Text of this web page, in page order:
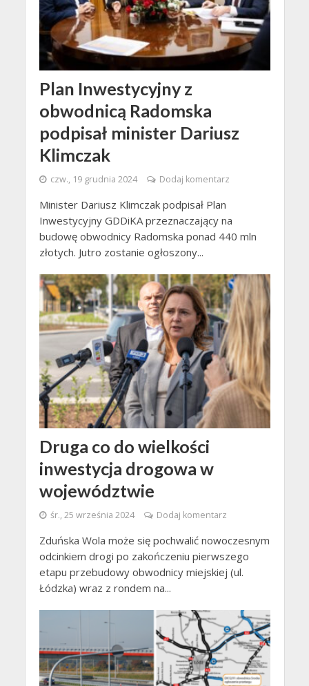
Plan Inwestycyjny z
obwodnicą Radomska
podpisał minister Dariusz
Klimczak
czw., 19 grudnia 2024 Dodaj komentarz
Minister Dariusz Klimczak podpisał Plan
Inwestycyjny GDDiKA przeznaczający na
budowę obwodnicy Radomska ponad 440 mln
złotych. Jutro zostanie ogłoszony...
Druga co do wielkości
inwestycja drogowa w
województwie
śr., 25 września 2024 Dodaj komentarz
Zduńska Wola może się pochwalić nowoczesnym
odcinkiem drogi po zakończeniu pierwszego
etapu przebudowy obwodnicy miejskiej (ul.
Łódzka) wraz z rondem na...